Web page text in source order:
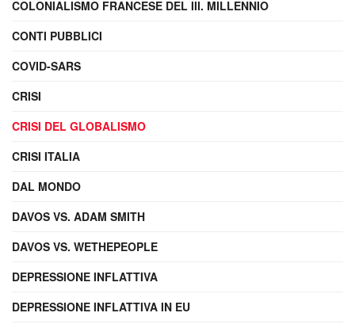
COLONIALISMO FRANCESE DEL III. MILLENNIO
CONTI PUBBLICI
COVID-SARS
CRISI
CRISI DEL GLOBALISMO
CRISI ITALIA
DAL MONDO
DAVOS VS. ADAM SMITH
DAVOS VS. WETHEPEOPLE
DEPRESSIONE INFLATTIVA
DEPRESSIONE INFLATTIVA IN EU